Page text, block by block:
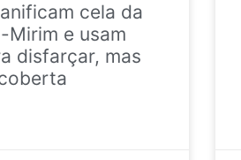
cela da
Mirim e usam
disfarçar, mas